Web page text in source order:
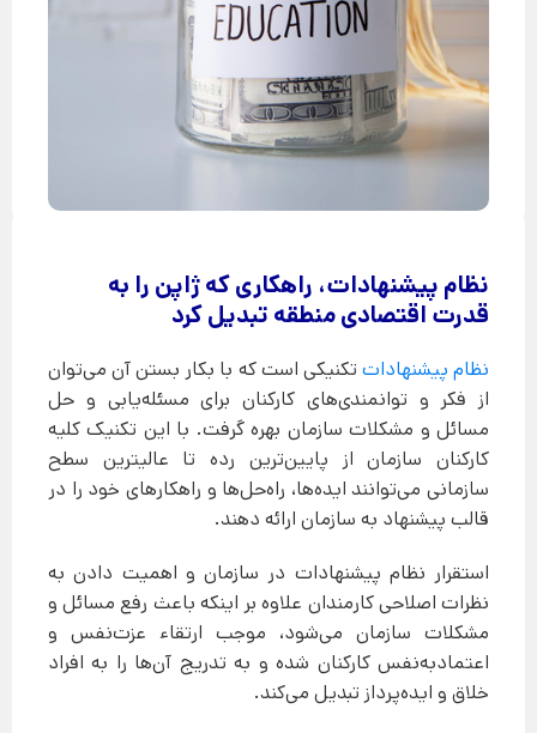
نظام پیشنهادات، راهکاری که ژاپن را به
قدرت اقتصادی منطقه تبدیل کرد
نظام پیشنهادات تکنیکی است که با بکار بستن آن می‌توان
از فکر و توانمندی‌های کارکنان برای مسئله‌یابی و حل
مسائل و مشکلات سازمان بهره گرفت. با این تکنیک کلیه
کارکنان سازمان از پایین‌ترین رده تا عالیترین سطح
سازمانی می‌توانند ایده‌ها، راه‌حل‌ها و راهکارهای خود را در
قالب پیشنهاد به سازمان ارائه دهند.
استقرار نظام پیشنهادات در سازمان و اهمیت دادن به
نظرات اصلاحی کارمندان علاوه بر اینکه باعث رفع مسائل و
مشکلات سازمان می‌شود، موجب ارتقاء عزت‌نفس و
اعتمادبه‌نفس کارکنان شده و به تدریج آن‌ها را به افراد
خلاق و ایده‌پرداز تبدیل می‌کند.